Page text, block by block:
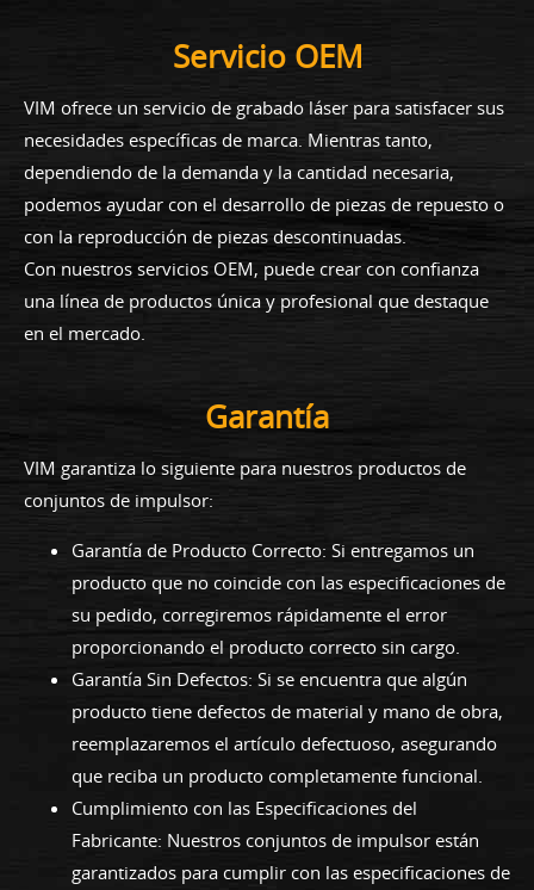
Servicio OEM
VIM ofrece un servicio de grabado láser para satisfacer sus
necesidades específicas de marca. Mientras tanto,
dependiendo de la demanda y la cantidad necesaria,
podemos ayudar con el desarrollo de piezas de repuesto o
con la reproducción de piezas descontinuadas.
Con nuestros servicios OEM, puede crear con confianza
una línea de productos única y profesional que destaque
en el mercado.
Garantía
VIM garantiza lo siguiente para nuestros productos de
conjuntos de impulsor:
Garantía de Producto Correcto: Si entregamos un
producto que no coincide con las especificaciones de
su pedido, corregiremos rápidamente el error
proporcionando el producto correcto sin cargo.
Garantía Sin Defectos: Si se encuentra que algún
producto tiene defectos de material y mano de obra,
reemplazaremos el artículo defectuoso, asegurando
que reciba un producto completamente funcional.
Cumplimiento con las Especificaciones del
Fabricante: Nuestros conjuntos de impulsor están
garantizados para cumplir con las especificaciones de